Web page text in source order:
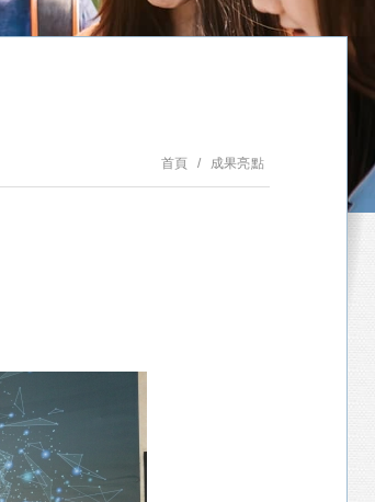
首頁 成果亮點